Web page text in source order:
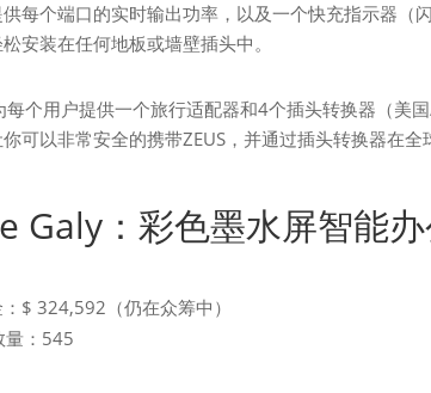
每个端口的实时输出功率，以及一个快充指示器（
安装在任何地板或墙壁插头中。
每个用户提供一个旅行适配器和4个插头转换器（美
可以非常安全的携带ZEUS，并通过插头转换器在全
Galy：彩色墨水屏智能
$ 324,592（仍在众筹中）
量：545